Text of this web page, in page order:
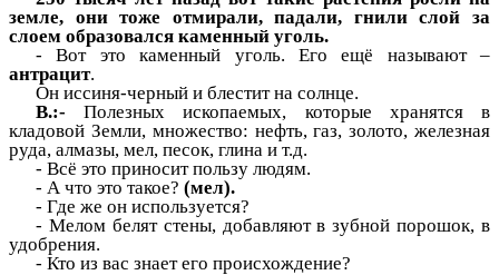
земле, они тоже отмирали, падали, гнили слой за
слоем образовался каменный уголь.
- Вот это каменный уголь. Его ещё называют –
антрацит.
Он иссиня-черный и блестит на солнце.
В.:-Полезных ископаемых, которые хранятся в
кладовой Земли, множество: нефть, газ, золото, железная
руда, алмазы, мел, песок, глина и т.д.
- Всё это приносит пользу людям.
- А что это такое? (мел).
- Где же он используется?
- Мелом белят стены, добавляют в зубной порошок, в
удобрения.
- Кто из вас знает его происхождение?